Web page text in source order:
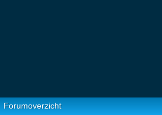
Forumoverzicht